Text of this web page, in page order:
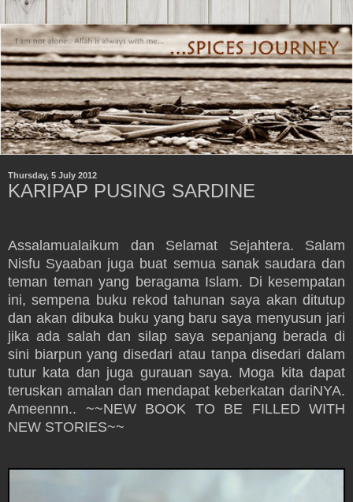
Thursday, 5 July 2012
KARIPAP PUSING SARDINE
Assalamualaikum dan Selamat Sejahtera. Salam
Nisfu Syaaban juga buat semua sanak saudara dan
teman teman yang beragama Islam. Di kesempatan
ini, sempena buku rekod tahunan saya akan ditutup
dan akan dibuka buku yang baru saya menyusun jari
jika ada salah dan silap saya sepanjang berada di
sini biarpun yang disedari atau tanpa disedari dalam
tutur kata dan juga gurauan saya. Moga kita dapat
teruskan amalan dan mendapat keberkatan dariNYA.
Ameennn.. ~~NEW BOOK TO BE FILLED WITH
NEW STORIES~~